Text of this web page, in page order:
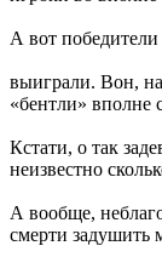
А вот победители
выиграли. Вон,
«бентли» вполне
Кстати, о так
неизвестно
А вообще,
смерти